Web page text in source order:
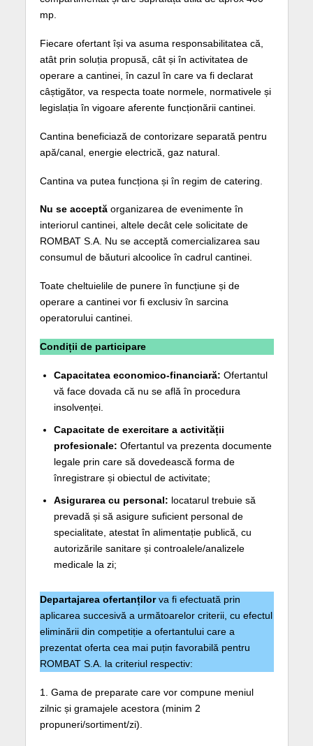
mp.
Fiecare ofertant își va asuma responsabilitatea că,
atât prin soluția propusă, cât și în activitatea de
operare a cantinei, în cazul în care va fi declarat
câștigător, va respecta toate normele, normativele și
legislația în vigoare aferente funcționării cantinei.
Cantina beneficiază de contorizare separată pentru
apă/canal, energie electrică, gaz natural.
Cantina va putea funcționa și în regim de catering.
Nu se acceptă organizarea de evenimente în
interiorul cantinei, altele decât cele solicitate de
ROMBAT S.A. Nu se acceptă comercializarea sau
consumul de băuturi alcoolice în cadrul cantinei.
Toate cheltuielile de punere în funcțiune și de
operare a cantinei vor fi exclusiv în sarcina
operatorului cantinei.
Condiții de participare
Capacitatea economico-financiară: Ofertantul
vă face dovada că nu se află în procedura
insolvenței.
Capacitate de exercitare a activității
profesionale: Ofertantul va prezenta documente
legale prin care să dovedească forma de
înregistrare și obiectul de activitate;
Asigurarea cu personal: locatarul trebuie să
prevadă și să asigure suficient personal de
specialitate, atestat în alimentație publică, cu
autorizările sanitare și controalele/analizele
medicale la zi;
Departajarea ofertanțilorva fi efectuată prin
aplicarea succesivă a următoarelor criterii, cu efectul
eliminării din competiție a ofertantului care a
prezentat oferta cea mai puțin favorabilă pentru
ROMBAT S.A. la criteriul respectiv:
1. Gama de preparate care vor compune meniul
zilnic și gramajele acestora (minim 2
propuneri/sortiment/zi).